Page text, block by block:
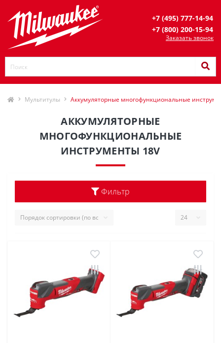
+7 (495) 777-14-94
+7 (800) 200-15-94
Заказать звонок
Мультитулы Аккумуляторные многофункциональные
АККУМУЛЯТОРНЫЕ
МНОГОФУНКЦИОНАЛЬНЫЕ
ИНСТРУМЕНТЫ 18V
Фильтр